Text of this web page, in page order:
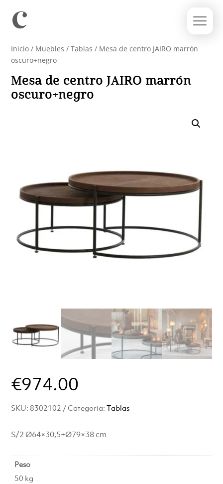
Inicio / Muebles /Tablas / Mesa de centro JAIRO marrón
oscuro+negro
Mesa de centro JAIRO marrón
oscuro+negro
€974.00
SKU: 8302102 Categoría:Tablas
S/2 Ø64×30,5+Ø79×38 cm
Peso
50 kg